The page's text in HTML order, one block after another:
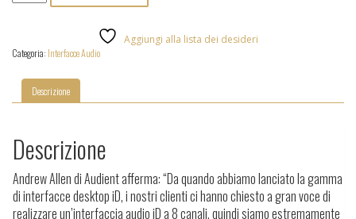
quantità
Aggiungi alla lista dei desideri
Categoria: Interfacce Audio
Descrizione
Descrizione
Andrew Allen di Audient afferma: “Da quando abbiamo lanciato la gamma
di interfacce desktop iD, i nostri clienti ci hanno chiesto a gran voce di
realizzare un’interfaccia audio iD a 8 canali, quindi siamo estremamente